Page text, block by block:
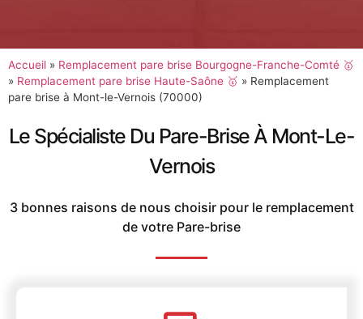
Accueil » Remplacement pare brise Bourgogne-Franche-Comté 🥇
» Remplacement pare brise Haute-Saône 🥇 » Remplacement
pare brise à Mont-le-Vernois (70000)
Le Spécialiste Du Pare-Brise À Mont-Le-
Vernois
3 bonnes raisons de nous choisir pour le remplacement
de votre Pare-brise